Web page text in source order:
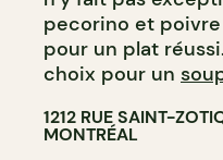
pecorino et
pour un plat
choix pour un
1212 RUE SAINT-
MONTRÉAL